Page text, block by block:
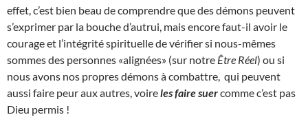
effet, c’est bien beau de comprendre que des démons peuvent
s’exprimer par la bouche d’autrui, mais encore faut-il avoir le
courage et l’intégrité spirituelle de vérifier si nous-mêmes
sommes des personnes «alignées» (sur notre Être Réel) ou si
nous avons nos propres démons à combattre, qui peuvent
aussi faire peur aux autres, voireles faire suercomme c’est pas
Dieu permis !